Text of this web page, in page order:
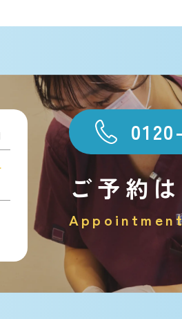
ご予約